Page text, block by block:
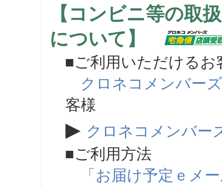
【コンビニ等の取
について】
■ご利用いただけるお
クロネコメンバーズ
客様
▶ クロネコメンバー
■ご利用方法
「お届け予定ｅメ